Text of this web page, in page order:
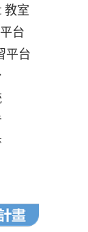
教室
台
平台